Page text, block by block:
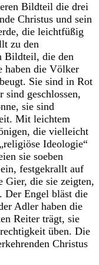
Bildteil die drei
Christus und sein
die leichtfüßig
zu den
Bildteil, die den
haben die Völker
Sie sind in Rot
sind geschlossen,
sie sind
Mit leichtem
die vielleicht
Ideologie“
sie soeben
festgekrallt auf
die sie zeigten,
Der Engel bläst die
Adler haben die
Reiter trägt, sie
üben. Die
Christus